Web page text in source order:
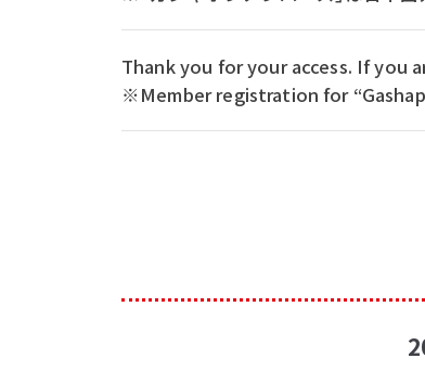
Thank you for your access. If you
※Member registration for